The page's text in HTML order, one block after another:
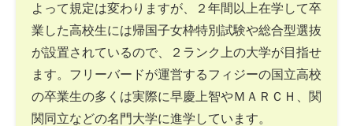
よって規定は変わりますが、２年間以上在学して卒
業した高校生には帰国子女枠特別試験や総合型選抜
が設置されているので、２ランク上の大学が目指せ
ます。フリーバードが運営するフィジーの国立高校
の卒業生の多くは実際に早慶上智やＭＡＲＣＨ、関
関同立などの名門大学に進学しています。